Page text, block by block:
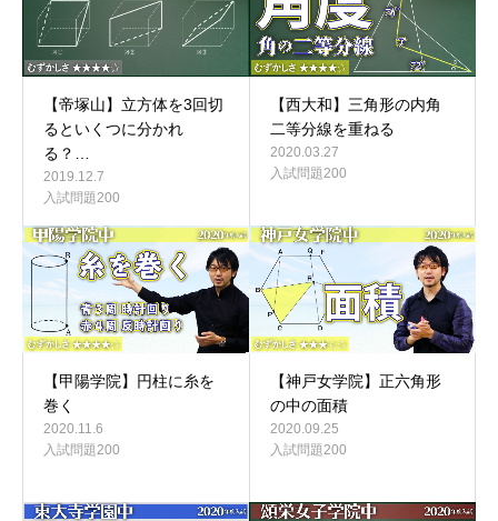
【帝塚山】立方体を3回切
るといくつに分かれ
る？…
2019.12.7
入試問題200
【西大和】三角形の内角
二等分線を重ねる
2020.03.27
入試問題200
【甲陽学院】円柱に糸を
巻く
2020.11.6
入試問題200
【神戸女学院】正六角形
の中の面積
2020.09.25
入試問題200